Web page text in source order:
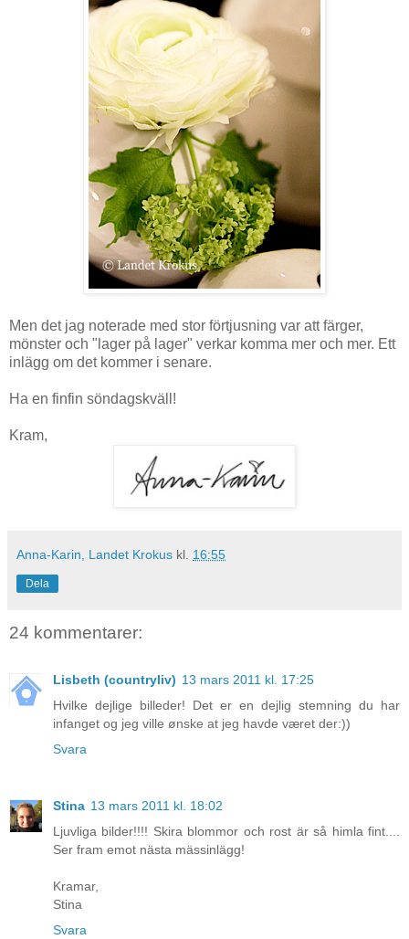
Men det jag noterade med stor förtjusning var att färger,
mönster och "lager på lager" verkar komma mer och mer. Ett
inlägg om det kommer i senare.
Ha en finfin söndagskväll!
Kram,
Anna-Karin, Landet Krokus kl. 16:55
Dela
24 kommentarer:
Lisbeth (countryliv) 13 mars 2011 kl. 17:25
Hvilke dejlige billeder! Det er en dejlig stemning du har
infanget og jeg ville ønske at jeg havde været der:))
Svara
Stina 13 mars 2011 kl. 18:02
Ljuvliga bilder!!!! Skira blommor och rost är så himla fint....
Ser fram emot nästa mässinlägg!
Kramar,
Stina
Svara